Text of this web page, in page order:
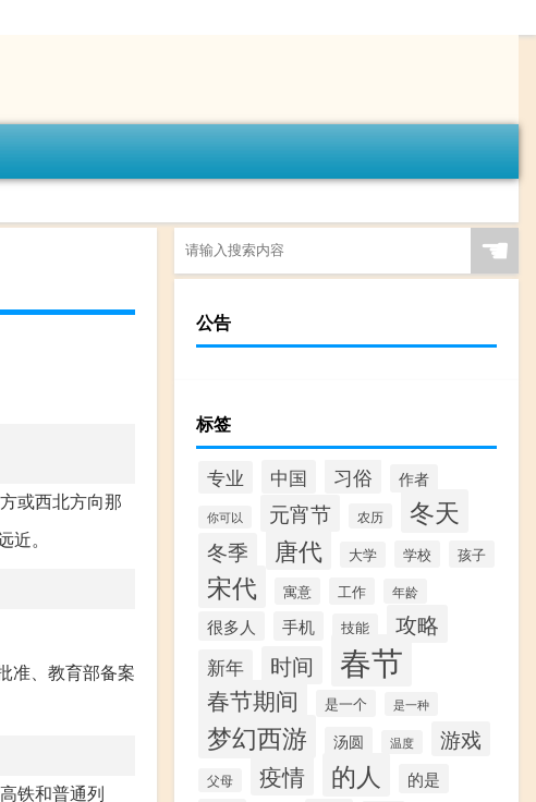
或西北方向那
。
准、教育部备案
铁和普通列
☚
公告
标签
专业 中国 习俗 作者
你可以 元宵节 农历 冬天
冬季 唐代 大学 学校 孩子
宋代 寓意 工作 年龄
很多人 手机 技能 攻略
新年 时间 春节
春节期间 是一个 是一种
梦幻西游 汤圆 温度 游戏
父母 疫情 的人 的是